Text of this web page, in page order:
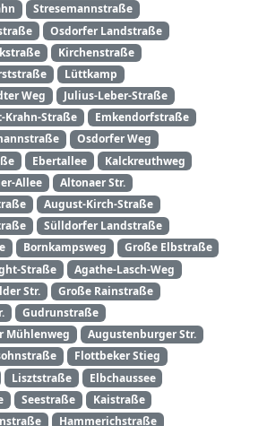
Stresemannstraße
Osdorfer Landstraße
Kirchenstraße
Lüttkamp
Weg
Julius-Leber-Straße
Krahn-Straße
Emkendorfstraße
Osdorfer Weg
Ebertallee
Kalckreuthweg
Allee
Altonaer Str.
August-Kirch-Straße
Sülldorfer Landstraße
Bornkampsweg
Große Elbstraße
Straße
Agathe-Lasch-Weg
Str.
Große Rainstraße
Gudrunstraße
Mühlenweg
Augustenburger Str.
Flottbeker Stieg
Lisztstraße
Elbchaussee
Seestraße
Kaistraße
Hammerichstraße